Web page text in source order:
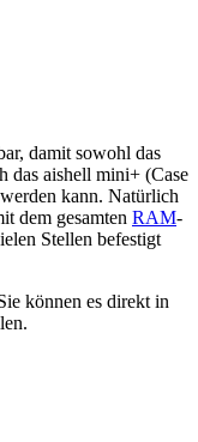
damit sowohl das
das aishell mini+ (Case
kann. Natürlich
dem gesamten RAM-
Stellen befestigt
können es direkt in